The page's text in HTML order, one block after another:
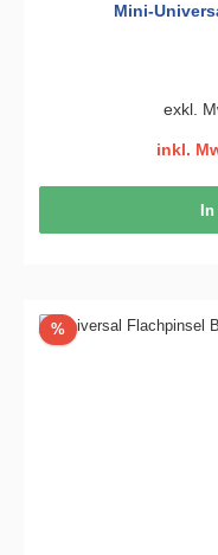
Mini-
exkl.
inkl.
In
%Rabatt